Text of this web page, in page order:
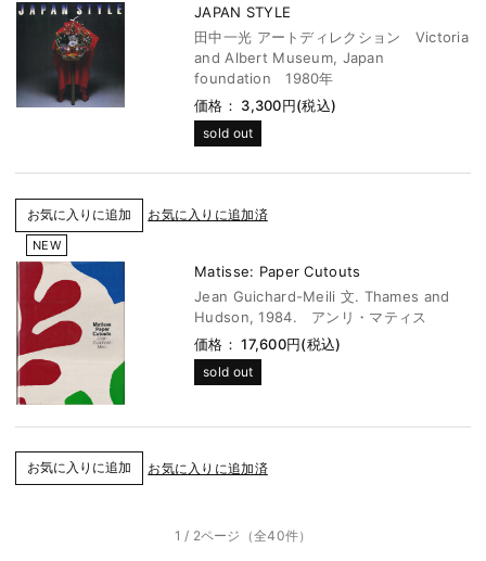
JAPAN STYLE
田中一光 アートディレクション Victoria
and Albert Museum, Japan
foundation 1980年
価格： 3,300円(税込)
sold out
お気に入りに追加済
NEW
Matisse: Paper Cutouts
Jean Guichard-Meili 文. Thames and
Hudson, 1984. アンリ・マティス
価格： 17,600円(税込)
sold out
お気に入りに追加済
1 / 2ページ （全40件）